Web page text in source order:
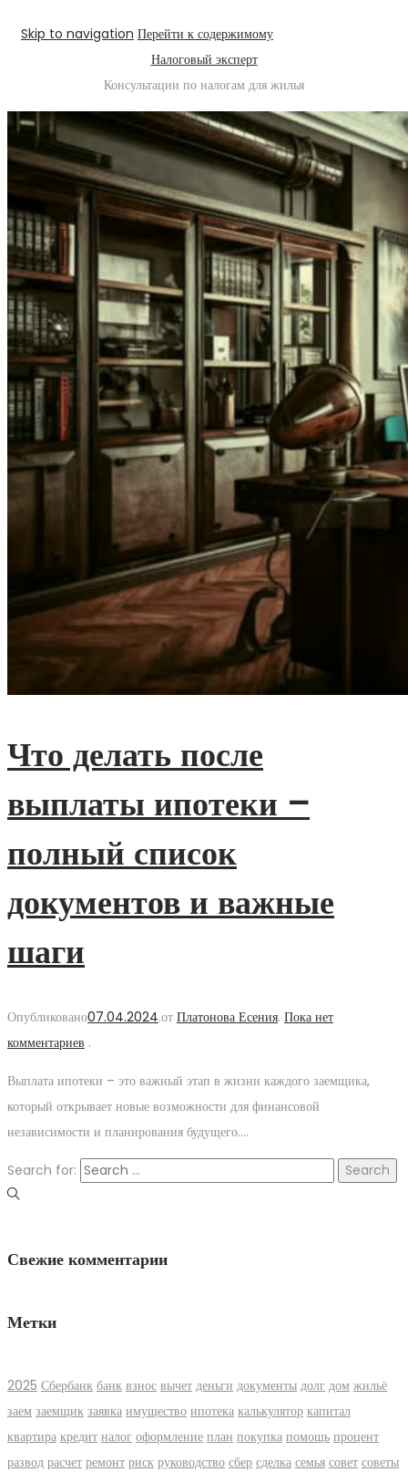
Skip to navigation Перейти к содержимому
Налоговый эксперт
Консультации по налогам для жилья
Что делать после
выплаты ипотеки –
полный список
документов и важные
шаги
Опубликовано07.04.2024.от Платонова Есения. Пока нет
комментариев .
Выплата ипотеки – это важный этап в жизни каждого заемщика,
который открывает новые возможности для финансовой
независимости и планирования будущего….
Search for:
Свежие комментарии
Метки
2025 Сбербанк банк взнос вычет деньги документы долг дом жильё
заем заемщик заявка имущество ипотека калькулятор капитал
квартира кредит налог оформление план покупка помощь процент
развод расчет ремонт риск руководство сбер сделка семья совет советы